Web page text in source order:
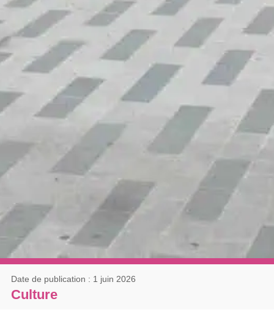
Culture
Date de publication : 1 juin 2026